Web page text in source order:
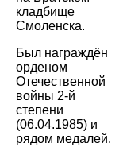
кладбище
Смоленска.
Был награждён
орденом
Отечественной
войны 2-й
степени
(06.04.1985) и
рядом медалей.